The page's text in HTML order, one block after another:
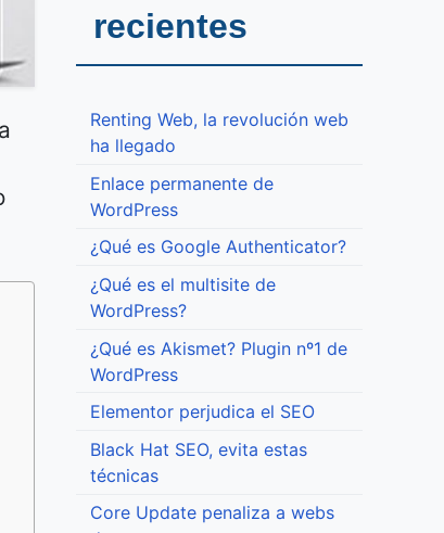
recientes
Renting Web, la revolución web
ha llegado
Enlace permanente de
WordPress
¿Qué es Google Authenticator?
¿Qué es el multisite de
WordPress?
¿Qué es Akismet? Plugin nº1 de
WordPress
Elementor perjudica el SEO
Black Hat SEO, evita estas
técnicas
Core Update penaliza a webs